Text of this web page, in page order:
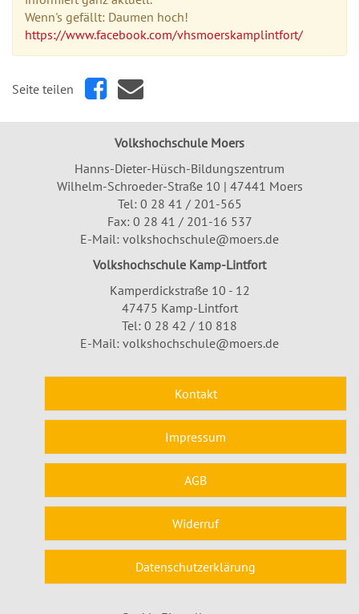
Wenn's gefällt: Daumen hoch!
https://www.facebook.com/vhsmoerskamplintfort/
Seite teilen
Volkshochschule Moers
Hanns-Dieter-Hüsch-Bildungszentrum
Wilhelm-Schroeder-Straße 10 | 47441 Moers
Tel: 0 28 41 / 201-565
Fax: 0 28 41 / 201-16 537
E-Mail: volkshochschule@moers.de
Volkshochschule Kamp-Lintfort
Kamperdickstraße 10 - 12
47475 Kamp-Lintfort
Tel: 0 28 42 / 10 818
E-Mail: volkshochschule@moers.de
Kontakt
Impressum
AGB
Widerruf
Datenschutzerklärung